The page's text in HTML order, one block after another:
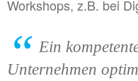
Workshops, z.B. bei
Ein
Unternehmen